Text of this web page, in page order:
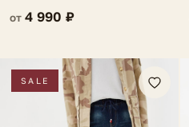
от 4 990 ₽
SALE